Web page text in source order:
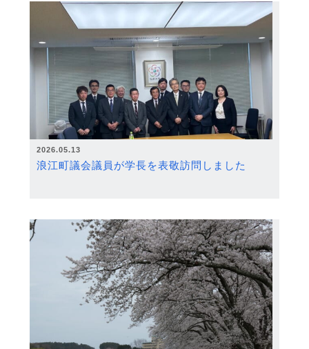
2026.05.13
浪江町議会議員が学長を表敬訪問しました